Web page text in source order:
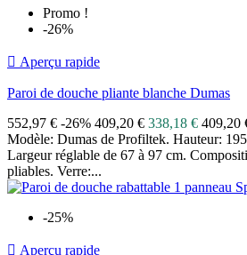
Promo !
-26%
 Aperçu rapide
Paroi de douche pliante blanche Dumas
552,97 € -26% 409,20 € 338,18 € 409,20
Modèle: Dumas de Profiltek. Hauteur:
Largeur réglable de 67 à 97 cm.
pliables. Verre:...
-25%
 Aperçu rapide